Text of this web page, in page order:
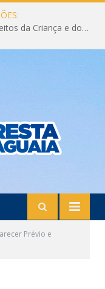
Eleição do Conselho Municipal dos Direitos da Criança e do Adolescente CMDCA 2026
Prévio e